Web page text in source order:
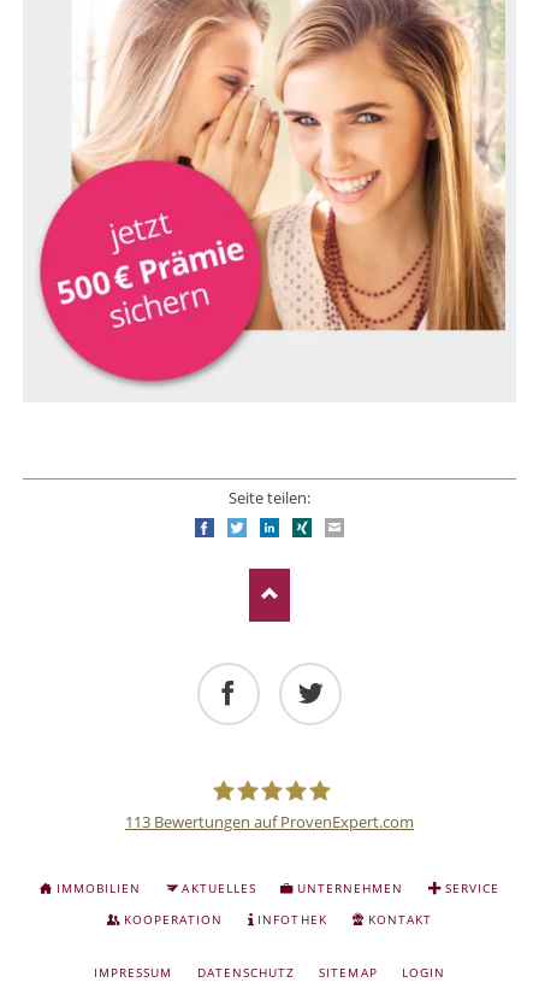
Seite teilen:
FacebookTwitterLinkedIn
Xing
Anlage
und
113 Bewertungen auf ProvenExpert.com
NAVIGATION
ÜBERSPRINGEN
IMMOBILIEN AKTUELLES UNTERNEHMEN
SERVICE
KOOPERATION
INFOTHEK KONTAKT
NAVIGATION
IMPRESSUM DATENSCHUTZ SITEMAP LOGIN